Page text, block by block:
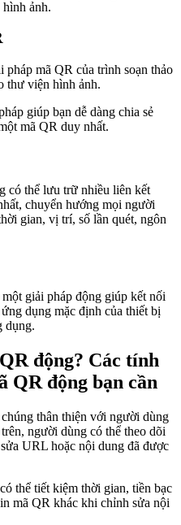
ảnh.
mã QR của trình soạn thảo
thư viện hình ảnh.
giúp bạn dễ dàng chia sẻ
mã QR duy nhất.
có thể lưu trữ nhiều liên kết
chuyển hướng mọi người
gian, vị trí, số lần quét, ngôn
giải pháp động giúp kết nối
dụng mặc định của thiết bị
dụng.
động? Các tính
QR động bạn cần
thân thiện với người dùng
người dùng có thể theo dõi
URL hoặc nội dung đã được
thể tiết kiệm thời gian, tiền bạc
mã QR khác khi chỉnh sửa nội